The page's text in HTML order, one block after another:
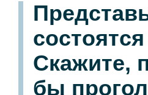
Скажите,
бы